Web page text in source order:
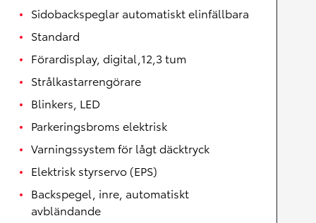
Sidobackspeglar automatiskt elinfällbara
Standard
Förardisplay, digital,12,3 tum
Strålkastarrengörare
Blinkers, LED
Parkeringsbroms elektrisk
Varningssystem för lågt däcktryck
Elektrisk styrservo (EPS)
Backspegel, inre, automatiskt
avbländande